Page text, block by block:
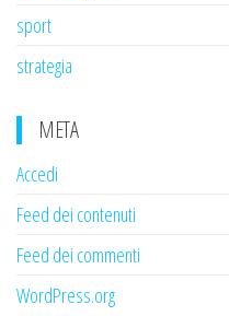
sport
strategia
META
Accedi
Feed dei contenuti
Feed dei commenti
WordPress.org